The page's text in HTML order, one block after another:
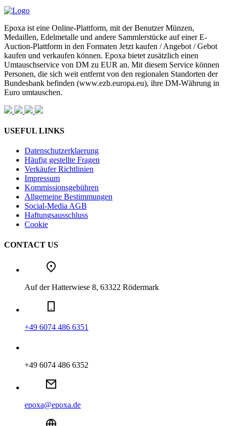
Epoxa ist eine Online-Plattform, mit der Benutzer Münzen,
Medaillen, Edelmetalle und andere Sammlerstücke auf einer E-
Auction-Plattform in den Formaten Jetzt kaufen / Angebot / Gebot
kaufen und verkaufen können. Epoxa bietet zusätzlich einen
Umtauschservice von DM zu EUR an. Mit diesem Service können
Personen, die sich weit entfernt von den regionalen Standorten der
Bundesbank befinden (www.ezb.europa.eu), ihre DM-Währung in
Euro umtauschen.
USEFUL LINKS
Datenschutzerklaerung
Häufig gestellte Fragen
Verkäufer Richtlinien
Impressum
Kommissionsgebühren
Allgemeine Bestimmungen
Social-Media AGB
Haftungsausschluss
Cookie
CONTACT US
Auf der Hatterwiese 8, 63322 Rödermark
+49 6074 486 6351
+49 6074 486 6352
epoxa@epoxa.de